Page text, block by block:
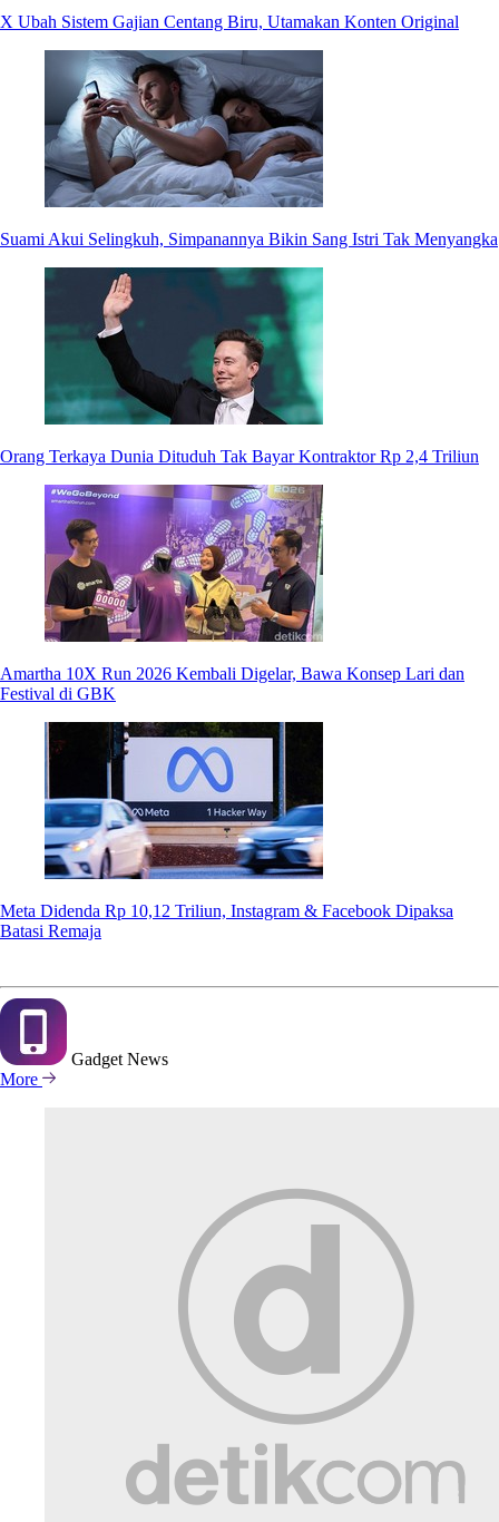
X Ubah Sistem Gajian Centang Biru, Utamakan Konten Original
Suami Akui Selingkuh, Simpanannya Bikin Sang Istri Tak Menyangka
Orang Terkaya Dunia Dituduh Tak Bayar Kontraktor Rp 2,4 Triliun
Amartha 10X Run 2026 Kembali Digelar, Bawa Konsep Lari dan
Festival di GBK
Meta Didenda Rp 10,12 Triliun, Instagram & Facebook Dipaksa
Batasi Remaja
GadgetNews
More